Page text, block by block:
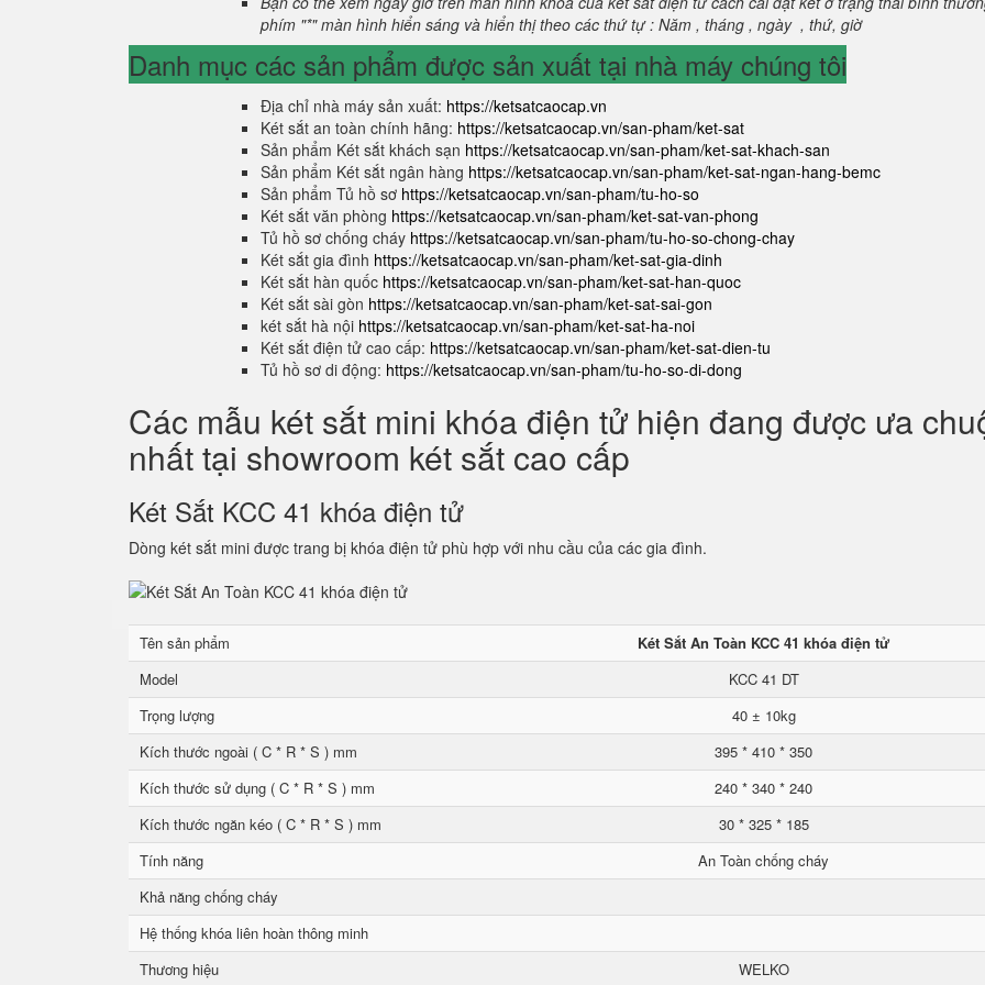
phím "*" màn hình hiển sáng và hiển thị theo các thứ tự : Năm , tháng , ngày , thứ, giờ
Danh mục các sản phẩm được sản xuất tại nhà máy chúng tôi
Địa chỉ nhà máy sản xuất: https://ketsatcaocap.vn
Két sắt an toàn chính hãng: https://ketsatcaocap.vn/san-pham/ket-sat
Sản phẩm Két sắt khách sạn https://ketsatcaocap.vn/san-pham/ket-sat-khach-san
Sản phẩm Két sắt ngân hàng https://ketsatcaocap.vn/san-pham/ket-sat-ngan-hang-bemc
Sản phẩm Tủ hồ sơ https://ketsatcaocap.vn/san-pham/tu-ho-so
Két sắt văn phòng https://ketsatcaocap.vn/san-pham/ket-sat-van-phong
Tủ hồ sơ chống cháy https://ketsatcaocap.vn/san-pham/tu-ho-so-chong-chay
Két sắt gia đình https://ketsatcaocap.vn/san-pham/ket-sat-gia-dinh
Két sắt hàn quốc https://ketsatcaocap.vn/san-pham/ket-sat-han-quoc
Két sắt sài gòn https://ketsatcaocap.vn/san-pham/ket-sat-sai-gon
két sắt hà nội https://ketsatcaocap.vn/san-pham/ket-sat-ha-noi
Két sắt điện tử cao cấp: https://ketsatcaocap.vn/san-pham/ket-sat-dien-tu
Tủ hồ sơ di động: https://ketsatcaocap.vn/san-pham/tu-ho-so-di-dong
Các mẫu két sắt mini khóa điện tử hiện đang được ưa
nhất tại showroom két sắt cao cấp
Két Sắt KCC 41 khóa điện tử
Dòng két sắt mini được trang bị khóa điện tử phù hợp với nhu cầu của các gia đình.
Tên sản phẩm
Két Sắt An Toàn KCC 41 khóa điện tử
Model
KCC 41 DT
Trọng lượng
40 ± 10kg
Kích thước ngoài ( C * R * S ) mm
395 * 410 * 350
Kích thước sử dụng ( C * R * S ) mm
240 * 340 * 240
Kích thước ngăn kéo ( C * R * S ) mm
30 * 325 * 185
Tính năng
An Toàn chống cháy
Khả năng chống cháy
Hệ thống khóa liên hoàn thông minh
Thương hiệu
WELKO